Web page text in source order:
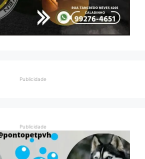
Publicidade
Publicidade